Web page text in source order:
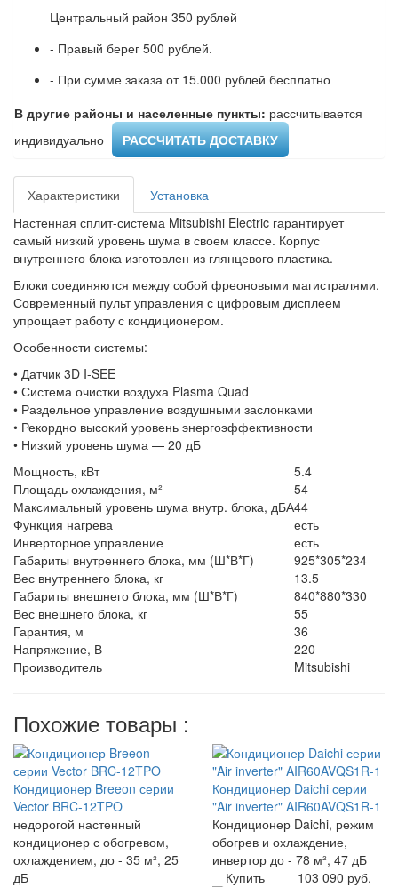
Центральный район 350 рублей
- Правый берег 500 рублей.
- При сумме заказа от 15.000 рублей бесплатно
В другие районы и населенные пункты: рассчитывается
индивидуально ​
РАССЧИТАТЬ ДОСТАВКУ
Характеристики
Установка
Настенная сплит-система Mitsubishi Electric гарантирует
самый низкий уровень шума в своем классе. Корпус
внутреннего блока изготовлен из глянцевого пластика.
Блоки соединяются между собой фреоновыми магистралями.
Современный пульт управления с цифровым дисплеем
упрощает работу с кондиционером.
Особенности системы:
• Датчик 3D I-SEE
• Система очистки воздуха Plasma Quad
• Раздельное управление воздушными заслонками
• Рекордно высокий уровень энергоэффективности
• Низкий уровень шума — 20 дБ
Мощность, кВт
5.4
Площадь охлаждения, м²
54
Максимальный уровень шума внутр. блока, дБА44
Функция нагрева
есть
Инверторное управление
есть
Габариты внутреннего блока, мм (Ш*В*Г)
925*305*234
Вес внутреннего блока, кг
13.5
Габариты внешнего блока, мм (Ш*В*Г)
840*880*330
Вес внешнего блока, кг
55
Гарантия, м
36
Напряжение, В
220
Производитель
Mitsubishi
Похожие товары :
Кондиционер Breeon серии
Vector BRC-12TPO
недорогой настенный
кондиционер с обогревом,
охлаждением, до - 35 м², 25
дБ
Кондиционер Daichi серии
"Air inverter" AIR60AVQS1R-1
Кондиционер Daichi, режим
обогрев и охлаждение,
инвертор до - 78 м², 47 дБ
Купить
103 090 руб.